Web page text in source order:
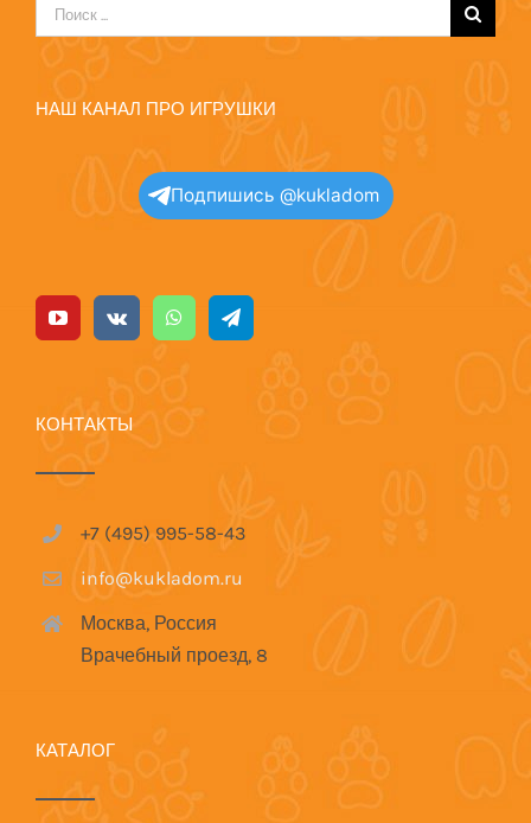
Результат
поиска:
НАШ КАНАЛ ПРО ИГРУШКИ
Подпишись @kukladom
КОНТАКТЫ
+7 (495) 995-58-43
info@kukladom.ru
Москва, Россия
Врачебный проезд, 8
КАТАЛОГ